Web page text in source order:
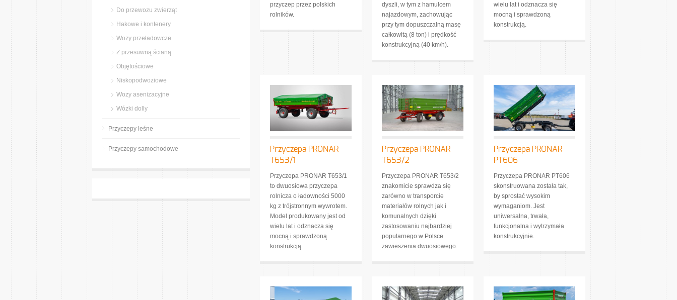
przyczep przez polskich
rolników.
dyszli, w tym z hamulcem
najazdowym, zachowując
przy tym dopuszczalną masę
całkowitą (8 ton) i prędkość
konstrukcyjną (40 km/h).
wielu lat i odznacza się
mocną i sprawdzoną
konstrukcją.
Przyczepa PRONAR
T653/1
Przyczepa PRONAR T653/1
to dwuosiowa przyczepa
rolnicza o ładowności 5000
kg z trójstronnym wywrotem.
Model produkowany jest od
wielu lat i odznacza się
mocną i sprawdzoną
konstrukcją.
Przyczepa PRONAR
T653/2
Przyczepa PRONAR T653/2
znakomicie sprawdza się
zarówno w transporcie
materiałów rolnych jak i
komunalnych dzięki
zastosowaniu najbardziej
popularnego w Polsce
zawieszenia dwuosiowego.
Przyczepa PRONAR
PT606
Przyczepa PRONAR PT606
skonstruowana została tak,
by sprostać wysokim
wymaganiom. Jest
uniwersalna, trwała,
funkcjonalna i wytrzymała
konstrukcyjnie.
Do przewozu zwierząt
Hakowe i kontenery
Wozy przeładowcze
Z przesuwną ścianą
Objętościowe
Niskopodwoziowe
Wozy asenizacyjne
Wózki dolly
Przyczepy leśne
Przyczepy samochodowe